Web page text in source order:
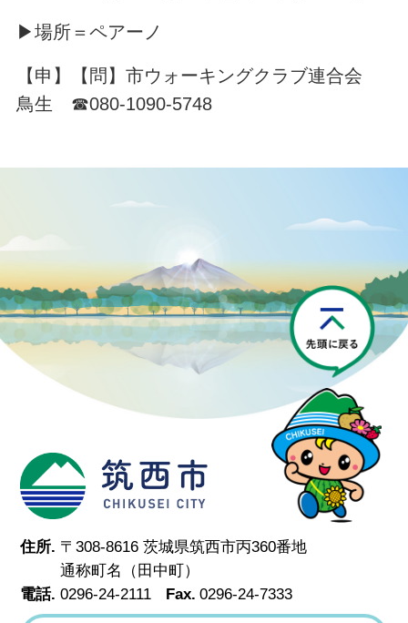
▶場所＝ペアーノ
【申】【問】市ウォーキングクラブ連合会
鳥生 ☎080-1090-5748
筑西市
住所. 〒308-8616 茨城県筑西市丙360番地
通称町名（田中町）
電話. 0296-24-2111 Fax. 0296-24-7333